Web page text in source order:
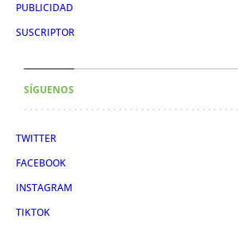
PUBLICIDAD
SUSCRIPTOR
SÍGUENOS
TWITTER
FACEBOOK
INSTAGRAM
TIKTOK